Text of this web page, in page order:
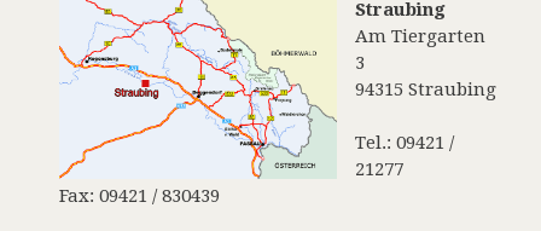
Straubing
Am Tiergarten
3
94315 Straubing
Tel.: 09421 /
21277
Fax: 09421 / 830439